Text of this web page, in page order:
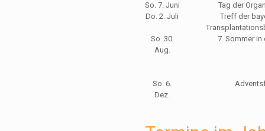
So. 7. Juni
Tag der
Do. 2. Juli
Treff der
So. 30.
Aug.
7. Sommer in
So. 6.
Dez.